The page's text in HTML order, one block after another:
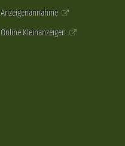
Anzeigenannahme
Online Kleinanzeigen